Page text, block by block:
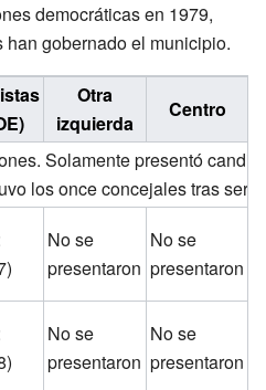
democráticas en 1979,
gobernado el municipio.
Otra
izquierda
Centro
Solamente presentó
los once concejales tras ser
No se
presentaron
No se
presentaron
No se
presentaron
No se
presentaron